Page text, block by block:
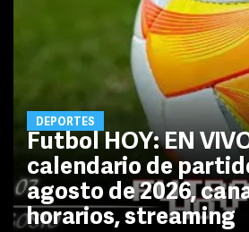
DEPORTES
Futbol HOY: EN
calendario de
agosto de 2026,
horarios, streaming